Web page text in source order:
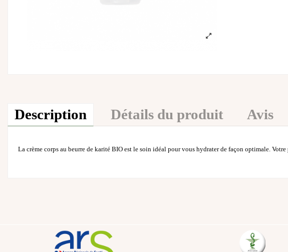
Description Détails du produit Avis
La crème corps au beurre de karité BIO est le soin idéal pour vous hydrater de façon optimale.